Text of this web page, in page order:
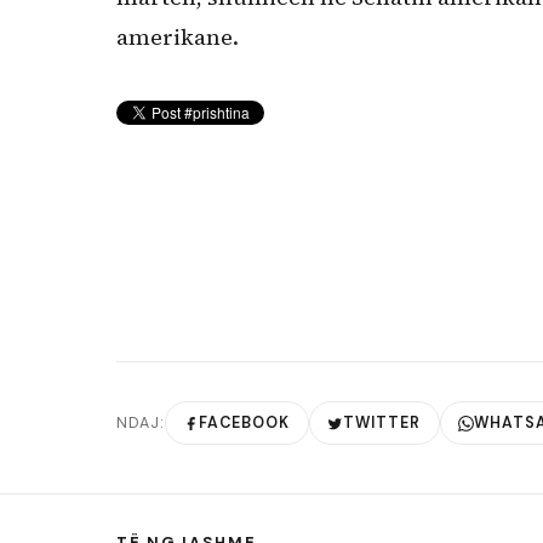
amerikane.
NDAJ: FACEBOOK TWITTER